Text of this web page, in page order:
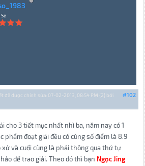
#102
đã được chỉnh sửa: 07-02-2013, 08:54 PM {2} bởi
cho 3 tiết mục nhất nhì ba, năm nay có 1
phẩm đoạt giải đều có cùng số điểm là 8.9
xử và cuối cùng là phải thông qua thứ tự
để trao giải. Theo đó thì bạn Ngọc Jing